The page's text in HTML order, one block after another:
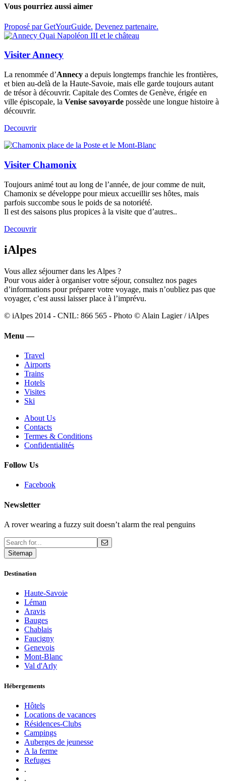
Vous pourriez aussi aimer
Proposé par GetYourGuide. Devenez partenaire.
Visiter Annecy
La renommée d’Annecy a depuis longtemps franchie les frontières,
et bien au-delà de la Haute-Savoie, mais elle garde toujours autant
de trésor à découvrir. Capitale des Comtes de Genève, érigée en
ville épiscopale, la Venise savoyarde possède une longue histoire à
découvrir.
Decouvrir
Visiter Chamonix
Toujours animé tout au long de l’année, de jour comme de nuit,
Chamonix se développe pour mieux accueillir ses hôtes, mais
parfois succombe sous le poids de sa notoriété.
Il est des saisons plus propices à la visite que d’autres..
Decouvrir
iAlpes
Vous allez séjourner dans les Alpes ?
Pour vous aider à organiser votre séjour, consultez nos pages
d’informations pour préparer votre voyage, mais n’oubliez pas que
voyager, c’est aussi laisser place à l’imprévu.
© iAlpes 2014 - CNIL: 866 565 - Photo © Alain Lagier / iAlpes
Menu —
Travel
Airports
Trains
Hotels
Visites
Ski
About Us
Contacts
Termes & Conditions
Confidentialités
Follow Us
Facebook
Newsletter
A rover wearing a fuzzy suit doesn’t alarm the real penguins
Sitemap
Destination
Haute-Savoie
Léman
Aravis
Bauges
Chablais
Faucigny
Genevois
Mont-Blanc
Val d'Arly
Hébergements
Hôtels
Locations de vacances
Résidences-Clubs
Campings
Auberges de jeunesse
A la ferme
Refuges
.
.